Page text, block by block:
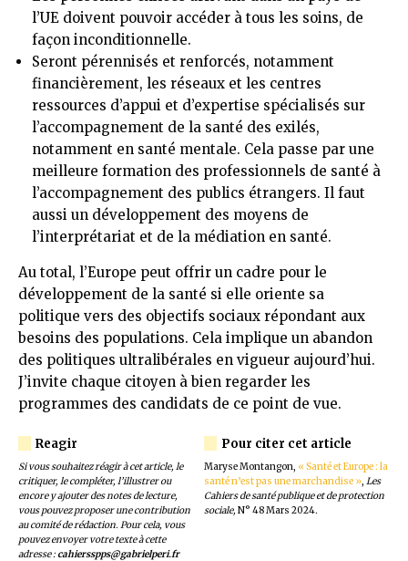
l’UE doivent pouvoir accéder à tous les soins, de
façon inconditionnelle.
Seront pérennisés et renforcés, notamment
financièrement, les réseaux et les centres
ressources d’appui et d’expertise spécialisés sur
l’accompagnement de la santé des exilés,
notamment en santé mentale. Cela passe par une
meilleure formation des professionnels de santé à
l’accompagnement des publics étrangers. Il faut
aussi un développement des moyens de
l’interprétariat et de la médiation en santé.
Au total, l’Europe peut offrir un cadre pour le
développement de la santé si elle oriente sa
politique vers des objectifs sociaux répondant aux
besoins des populations. Cela implique un abandon
des politiques ultralibérales en vigueur aujourd’hui.
J’invite chaque citoyen à bien regarder les
programmes des candidats de ce point de vue.
Si vous souhaitez réagir à cet article, le
critiquer, le compléter, l’illustrer ou
encore y ajouter des notes de lecture,
vous pouvez proposer une contribution
au comité de rédaction. Pour cela, vous
pouvez envoyer votre texte à cette
adresse :cahiersspps@gabrielperi.fr
Maryse Montangon, « Santé et Europe : la
santé n’est pas une marchandise », Les
Cahiers de santé publique et de protection
sociale, N° 48 Mars 2024.